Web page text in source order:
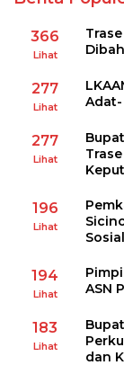
366
Lihat
277
Lihat
277
Lihat
196
Lihat
194
Lihat
ASN
183
Lihat
dan